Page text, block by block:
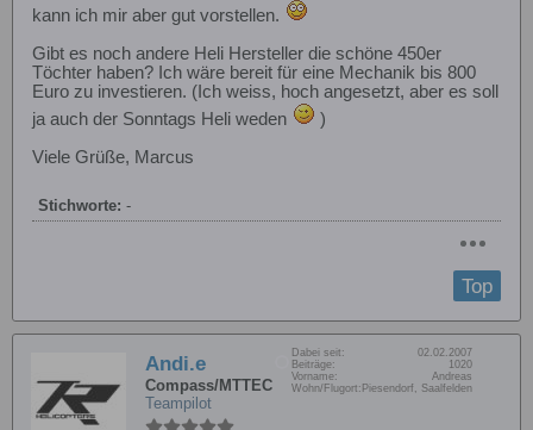
kann ich mir aber gut vorstellen.
Gibt es noch andere Heli Hersteller die schöne 450er
Töchter haben? Ich wäre bereit für eine Mechanik bis 800
Euro zu investieren. (Ich weiss, hoch angesetzt, aber es soll
ja auch der Sonntags Heli weden
)
Viele Grüße, Marcus
Stichworte: -
Top
Andi.e
Compass/MTTEC
Teampilot
Dabei seit:
02.02.2007
Beiträge:
1020
Vorname:
Andreas
Wohn/Flugort: Piesendorf, Saalfelden